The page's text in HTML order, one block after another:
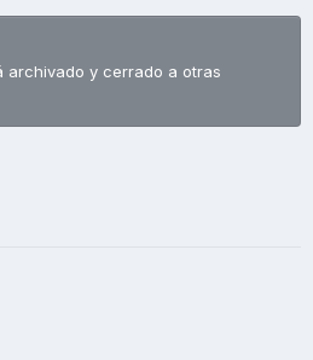
archivado y cerrado a otras